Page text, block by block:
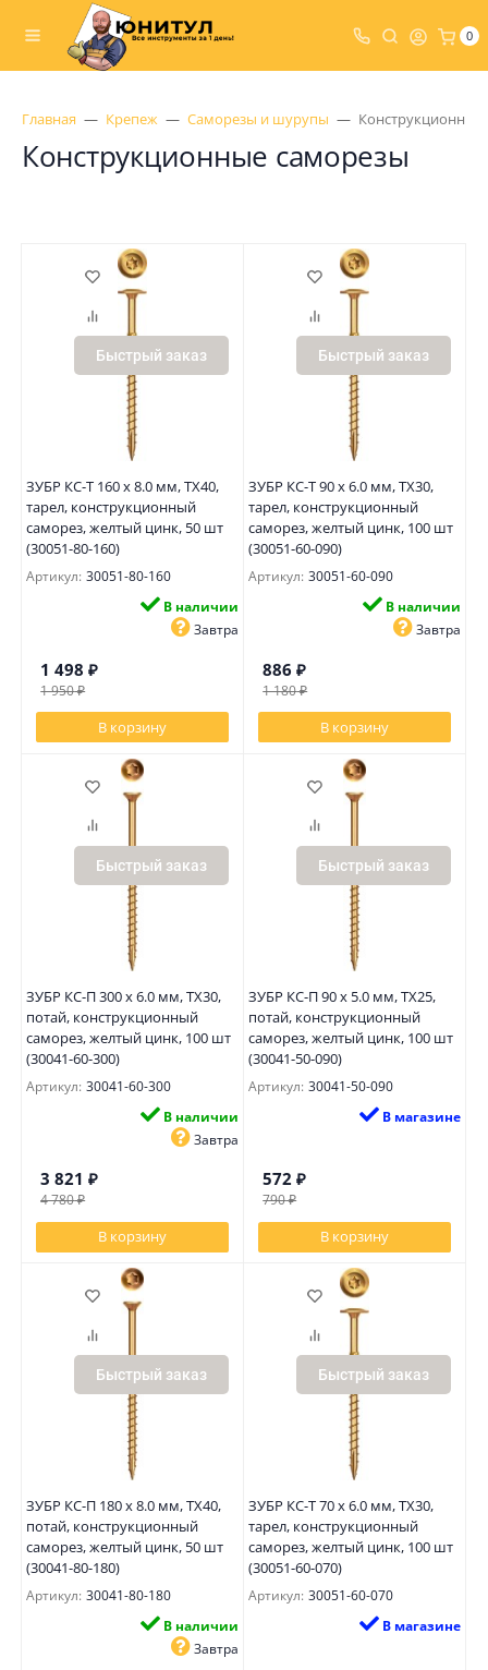
0
Главная Крепеж Саморезы и шурупы
Конструкционные саморезы
Быстрый заказ
ЗУБР КС-Т 160 х 8.0 мм, TX40,
тарел, конструкционный
саморез, желтый цинк, 50 шт
(30051-80-160)
Артикул: 30051-80-160
В наличии
Завтра
1 498 ₽
1 950₽
В корзину
Быстрый заказ
ЗУБР КС-Т 90 х 6.0 мм, TX30,
тарел, конструкционный
саморез, желтый цинк, 100 шт
(30051-60-090)
Артикул: 30051-60-090
В наличии
Завтра
886 ₽
1 180₽
В корзину
Быстрый заказ
ЗУБР КС-П 300 х 6.0 мм, TX30,
потай, конструкционный
саморез, желтый цинк, 100 шт
(30041-60-300)
Артикул: 30041-60-300
В наличии
Завтра
3 821 ₽
4 780₽
В корзину
Быстрый заказ
ЗУБР КС-П 90 х 5.0 мм, TX25,
потай, конструкционный
саморез, желтый цинк, 100 шт
(30041-50-090)
Артикул: 30041-50-090
В магазине
572 ₽
790₽
В корзину
Быстрый заказ
ЗУБР КС-П 180 х 8.0 мм, TX40,
потай, конструкционный
саморез, желтый цинк, 50 шт
(30041-80-180)
Артикул: 30041-80-180
В наличии
Завтра
Быстрый заказ
ЗУБР КС-Т 70 х 6.0 мм, TX30,
тарел, конструкционный
саморез, желтый цинк, 100 шт
(30051-60-070)
Артикул: 30051-60-070
В магазине